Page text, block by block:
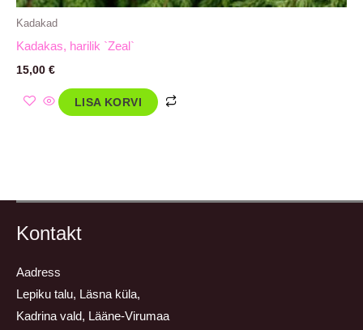
Kadakad
Kadakas, harilik `Zeal`
15,00 €
LISA KORVI
Kontakt
Aadress
Lepiku talu, Läsna küla,
Kadrina vald, Lääne-Virumaa